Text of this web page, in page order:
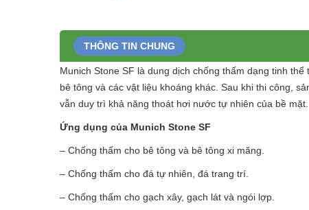
THÔNG TIN CHUNG
Munich Stone SF là dung dịch chống thấm dạng tinh
bê tông và các vật liệu khoáng khác. Sau khi thi công,
vẫn duy trì khả năng thoát hơi nước tự nhiên của bề mặt.
Ứng dụng của Munich Stone SF
– Chống thấm cho bê tông và bê tông xi măng.
– Chống thấm cho đá tự nhiên, đá trang trí.
– Chống thấm cho gạch xây, gạch lát và ngói lợp.